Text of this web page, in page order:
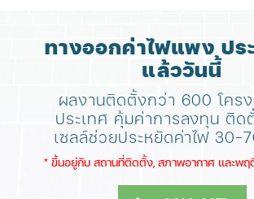
ทางออกค่าไฟแพง ปร
แล้ววันนี้
ผลงานติดตั้งกว่า 600 โคร
ประเทศ คุ้มค่าการลงทุน ติด
เซลล์ช่วยประหยัดค่าไฟ 30-
​* ขึ้นอยู่กับ สถานที่ติดตั้ง, สภาพอากาศ​ และพฤ